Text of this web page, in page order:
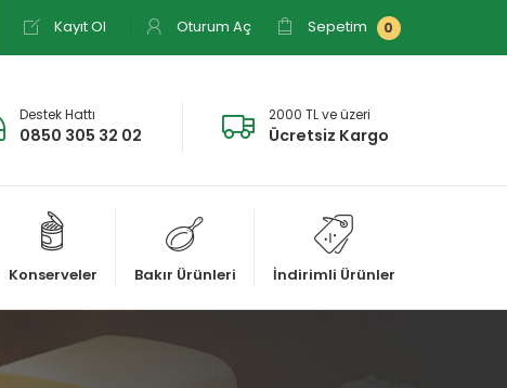
Kayıt Ol Oturum Aç Sepetim 0
Destek Hattı
0850 305 32 02
2000 TL ve üzeri
Ücretsiz Kargo
Konserveler Bakır Ürünleri İndirimli Ürünler